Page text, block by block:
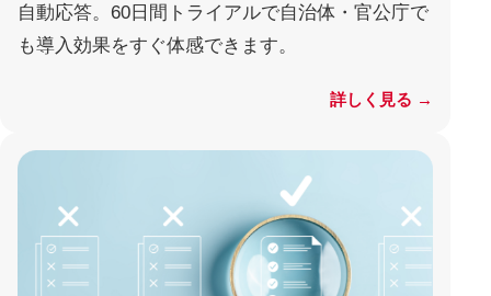
自動応答。60日間トライアルで自治体・官公庁で
も導入効果をすぐ体感できます。
詳しく見る →